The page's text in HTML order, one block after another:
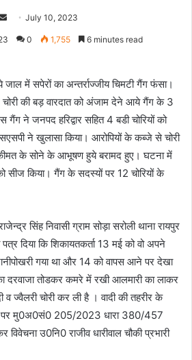
SendJuly 10, 2023
0 1,755 6 minutes read
में सपेरों का अन्तर्राज्जीय चिमटी गैंग फंसा।
की बड़ वारदात को अंजाम देने आये गैंग के 3
गैंग ने जनपद हरिद्वार सहित 4 बडी चोरियों को
ने खुलासा किया। आरोपियों के कब्जे से चोरी
के सोने के आभूषण हुये बरामद हुए। घटना में
सीज किया। गैंग के सदस्यों पर 12 चोरियों के
सिंह निवासी ग्राम सोड़ा सरोली थाना रायपुर
दिया कि शिकायतकर्ता 13 मई को वो अपने
गया था और 14 को वापस आने पर देखा
दरवाजा तोडकर कमरे में रखी आलमारी का लाकर
ज्वैलरी चोरी कर ली है । वादी की तहरीर के
पर मु0अ0सं0 205/2023 धारा 380/457
विवेचना उ0नि0 राजीव धारीवाल चौकी प्रभारी